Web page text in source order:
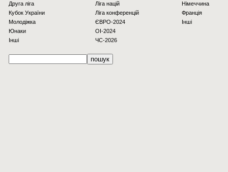
Друга ліга
Кубок України
Молодіжка
Юнаки
Інші
Ліга націй
Ліга конференцій
ЄВРО-2024
OI-2024
ЧС-2026
Німеччина
Франція
Інші